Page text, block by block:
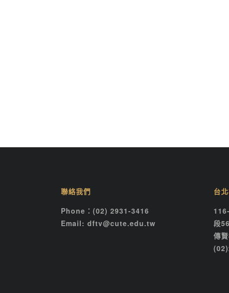
聯絡我們
Phone：(02) 2931-3416
Email: dftv@cute.edu.tw
台
段
傳